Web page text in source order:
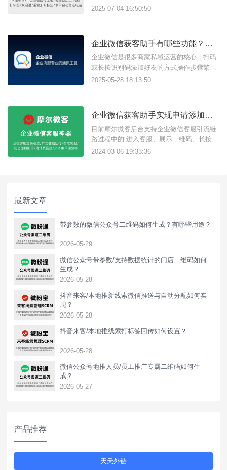
管理客服成员的商家用户，可以借助转化宝
一管理客服成员每日接待数上限、接待上下
置批量添加客服成员？进入转化宝后台，左
侧工具栏找到【企业微信配置】-
2025-07-04 16:50:50
企业微信获客助手有哪些功能？如何快速开通获客助手？
企业微信是很多商家私域运营的核心，扫码
或长按识别码添加好友的方式操作步骤繁
琐，转化率低下，借助转化宝-企微获客助手
客效率，高效管理客户。下面给大家介绍转
步加粉引流点击链接直达微信添加好友页
面，无需扫码或长按识别码，1步引流
2025-05-28 18:13:50
企业微信获客助手实现申请添加好友/成功添加/首次发消息回传？
目前摩尔微客后台支持企业微信客服引流链
路过程中的 进入客服、展示二维码、长按识
别二维码、点击二维码名片、企微成功加粉
2024-03-06 19:33:36
最新文章
带参数的微信公众号二维码如何生成？有哪些用途？
2026-05-29
微信公众号带参数/支持数据统计的门店二维码如何
生成？
2026-05-28
抖音来客/本地推新线索微信推送与自动分配如何实
现？
2026-05-28
抖音来客/本地推线索打标签回传如何设置？
2026-05-28
‌微信公众号地推人员/员工推广专属二维码如何生
成？
2026-05-27
产品推荐
天天外链